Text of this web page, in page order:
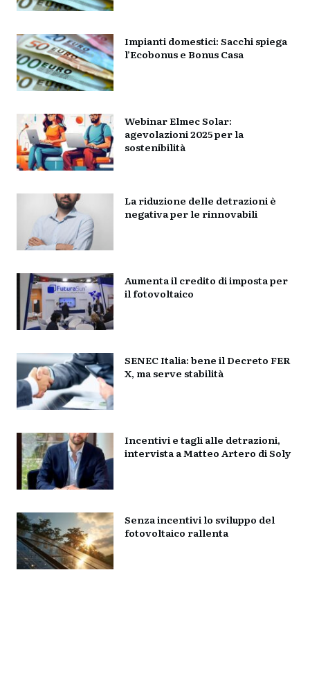
Impianti domestici: Sacchi spiega
l’Ecobonus e Bonus Casa
Webinar Elmec Solar:
agevolazioni 2025 per la
sostenibilità
La riduzione delle detrazioni è
negativa per le rinnovabili
Aumenta il credito di imposta per
il fotovoltaico
SENEC Italia: bene il Decreto FER
X, ma serve stabilità
Incentivi e tagli alle detrazioni,
intervista a Matteo Artero di Soly
Senza incentivi lo sviluppo del
fotovoltaico rallenta